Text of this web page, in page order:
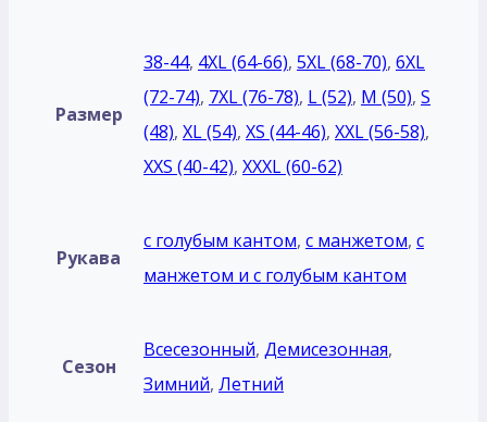
Размер
38-44, 4XL (64-66), 5XL (68-70), 6XL
(72-74), 7XL (76-78), L (52), M (50), S
(48), XL (54), XS (44-46), XXL (56-58),
XXS (40-42), XXXL (60-62)
Рукава
с голубым кантом, с манжетом, с
манжетом и с голубым кантом
Сезон
Всесезонный, Демисезонная,
Зимний, Летний